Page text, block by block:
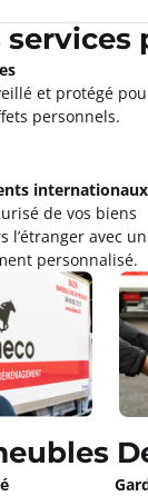
Le
avis
Le Mans
Plus
?
et protégé
personnels.
internationaux
de vos biens
l’étranger avec un
personnalisé.